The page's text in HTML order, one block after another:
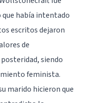
había intentado
escritos dejaron
de
siendo
feminista.
marido hicieron que